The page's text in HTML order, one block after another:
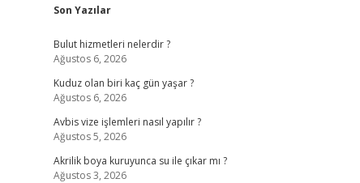
Sidebar
Son Yazılar
Bulut hizmetleri nelerdir ?
Ağustos 6, 2026
Kuduz olan biri kaç gün yaşar ?
Ağustos 6, 2026
Avbis vize işlemleri nasıl yapılır ?
Ağustos 5, 2026
Akrilik boya kuruyunca su ile çıkar mı ?
Ağustos 3, 2026